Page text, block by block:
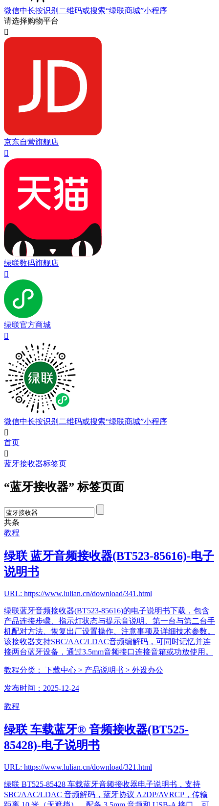
微信中长按识别二维码或搜索“绿联商城”小程序
请选择购物平台

京东自营旗舰店

绿联数码旗舰店

绿联官方商城

微信中长按识别二维码或搜索“绿联商城”小程序

首页

蓝牙接收器标签页
“蓝牙接收器” 标签页面
共条
教程
绿联 蓝牙音频接收器(BT523-85616)-电子
说明书
URL: https://www.lulian.cn/download/341.html
绿联蓝牙音频接收器(BT523-85616)的电子说明书下载，包含
产品连接步骤、指示灯状态与提示音说明、第一台与第二台手
机配对方法、恢复出厂设置操作、注意事项及详细技术参数。
该接收器支持SBC/AAC/LDAC音频编解码，可同时记忆并连
接两台蓝牙设备，通过3.5mm音频接口连接音箱或功放使用。
教程分类： 下载中心 > 产品说明书 > 外设办公
发布时间：2025-12-24
教程
绿联 车载蓝牙® 音频接收器(BT525-
85428)-电子说明书
URL: https://www.lulian.cn/download/321.html
绿联 BT525-85428 车载蓝牙音频接收器电子说明书，支持
SBC/AAC/LDAC 音频解码，蓝牙协议 A2DP/AVRCP，传输